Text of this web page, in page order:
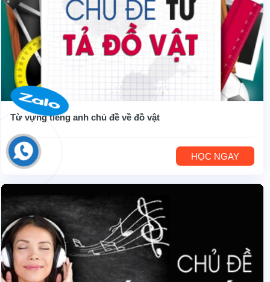
Từ vựng tiếng anh chủ đề về đồ vật
HỌC NGAY